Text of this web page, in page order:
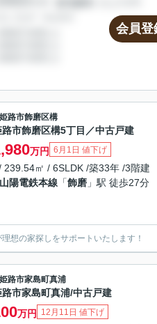
会員登
姫路市飾磨区構
路市飾磨区構5丁目／中古戸建
万円 6月1日 値下げ
239.54㎡ / 6SLDK /築33年 /3階建
山陽電鉄本線 「飾磨 」駅 徒歩27分
想の家探しをサポートいたします！
姫路市家島町真浦
路市家島町真浦/中古戸建
万円 12月11日 値下げ